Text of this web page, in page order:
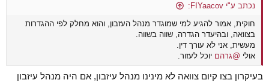
נכתב ע"י FIYaacov:
חוקית, אמור להגיע למי שמוגדר מנהל העזבון, והוא מחלק לפי ההגדרות
בצוואה, ובהיעדר הגדרה, שווה בשווה.
מעשית, אני לא עורך דין.
אולי @גרהם יוכל לעזור.
בעיקרון בצו קיום צוואה לא מינינו מנהל עיזבון, אם היה מנהל עיזבון